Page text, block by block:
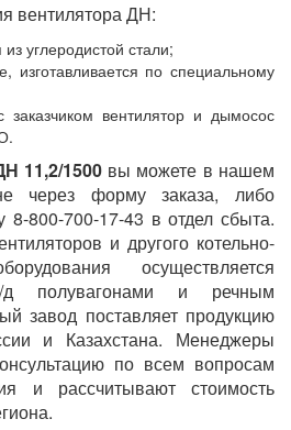
вентилятора ДН:
углеродистой стали;
изготавливается по специальному
заказчиком вентилятор и дымосос
11,2/1500 вы можете в нашем
через форму заказа, либо
8-800-700-17-43 в отдел сбыта.
и другого котельно-
осуществляется
д полувагонами и речным
завод поставляет продукцию
и Казахстана. Менеджеры
по всем вопросам
и рассчитывают стоимость